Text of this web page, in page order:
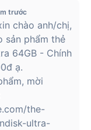
trước
chào anh/chị,
sản phẩm thẻ
64GB - Chính
ạ.
mời
the-
ultra-